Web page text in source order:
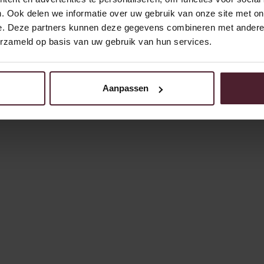
Ook delen we informatie over uw gebruik van onze site met
Deze partners kunnen deze gegevens combineren met
op basis van uw gebruik van hun services.
Aanpassen
laag, van bakker tot chauffeur - iedereen die de
liefde voor ons product deelt, hoort erbij. En
kan bij ons ook nog eens heel ver komen. Inzet